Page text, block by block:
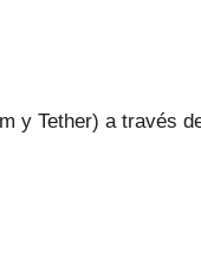
y Tether) a través